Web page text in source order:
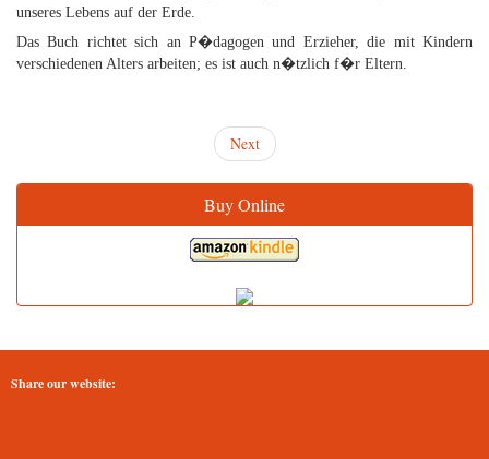
unseres Lebens auf der Erde.
Das Buch richtet sich an P�dagogen und Erzieher, die mit Kindern
verschiedenen Alters arbeiten; es ist auch n�tzlich f�r Eltern.
Next
Buy Online
Share our website: